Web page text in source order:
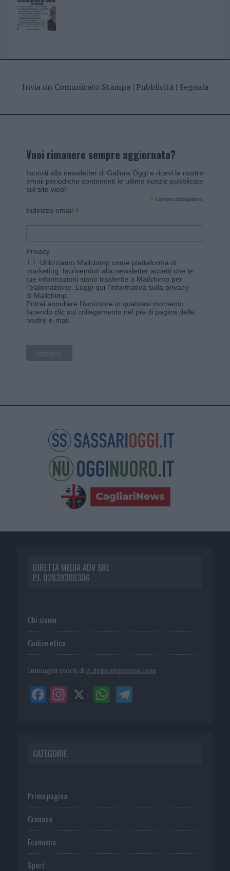
Invia un Comunicato Stampa| Pubblicità| Segnala
Vuoi rimanere sempre aggiornato?
Iscriviti alla newsletter di Gallura Oggi e ricevi le nostre
email periodiche contenenti le ultime notizie pubblicate
sul sito web!
* campo obbligatorio
Indirizzo email *
Privacy
Utilizziamo Mailchimp come piattaforma di
marketing. Iscrivendoti alla newsletter accetti che le
tue informazioni siano trasferite a Mailchimp per
l'elaborazione. Leggi qui l'informativa sulla privacy
di Mailchimp
Potrai annullare l'iscrizione in qualsiasi momento
facendo clic sul collegamento nel piè di pagina delle
nostre e-mail.
DIRETTA MEDIA ADV SRL
P.I. 02839380306
Chi siamo
Codice etico
Immagini stock di it.depositphotos.com
CATEGORIE
Prima pagina
Cronaca
Economia
Sport